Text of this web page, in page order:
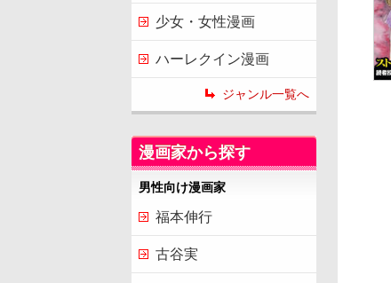
少女・女性漫画
ハーレクイン漫画
ジャンル一覧へ
漫画家から探す
男性向け漫画家
福本伸行
古谷実